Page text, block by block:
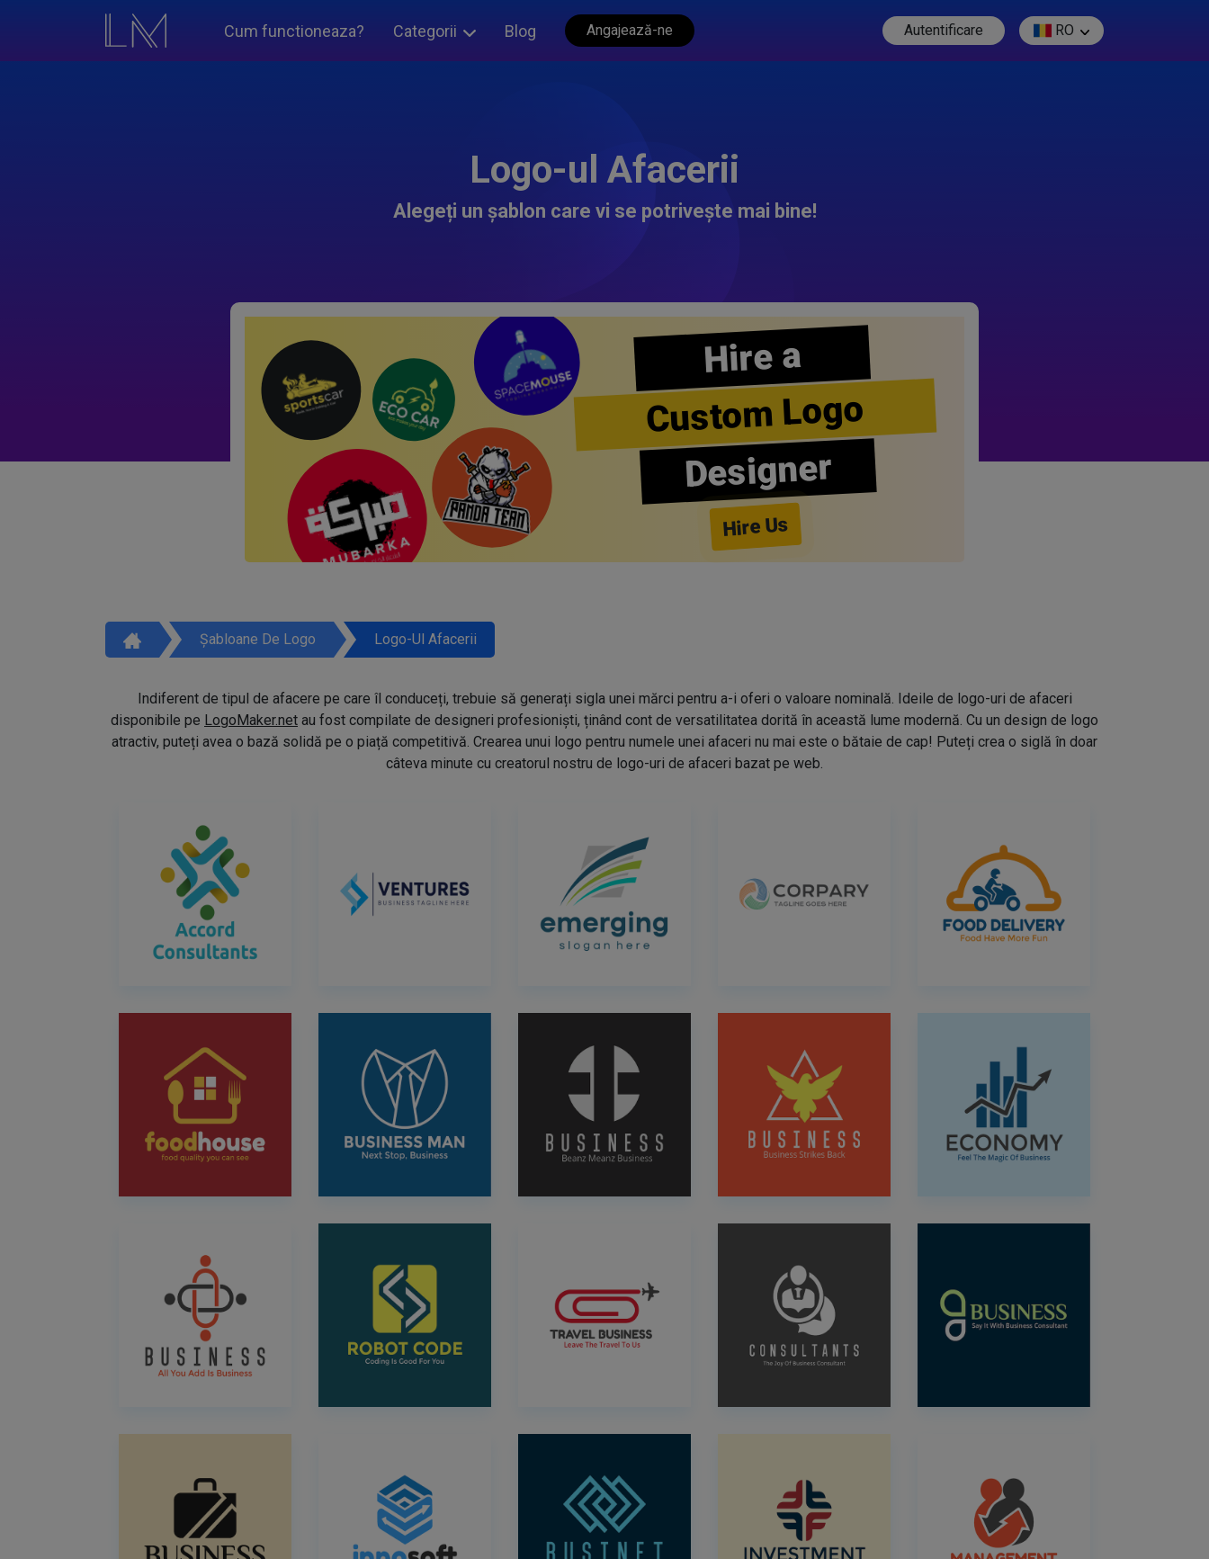
Cum functioneaza? Categorii Blog Angajează-ne Autentificare RO
Logo-ul Afacerii
Alegeți un șablon care vi se potrivește mai bine!
Hire a
Custom Logo
Designer
Hire Us
Șabloane De Logo Logo-Ul Afacerii
Indiferent de tipul de afacere pe care îl conduceți, trebuie să generați sigla unei mărci pentru a-i oferi o valoare nominală. Ideile de logo-uri de afaceri
disponibile pe LogoMaker.net au fost compilate de designeri profesioniști, ținând cont de versatilitatea dorită în această lume modernă. Cu un design de logo
atractiv, puteți avea o bază solidă pe o piață competitivă. Crearea unui logo pentru numele unei afaceri nu mai este o bătaie de cap! Puteți crea o siglă în doar
câteva minute cu creatorul nostru de logo-uri de afaceri bazat pe web.